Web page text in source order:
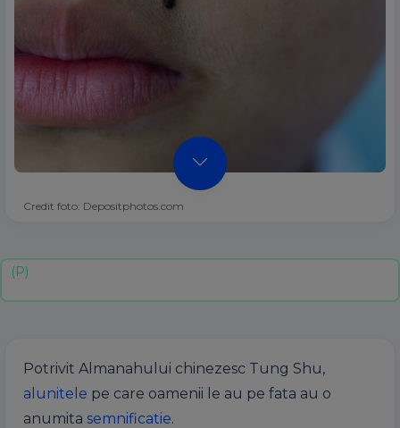
Credit foto: Depositphotos.com
Potrivit Almanahului chinezesc Tung Shu,
alunitele pe care oamenii le au pe fata au o
anumita semnificatie.